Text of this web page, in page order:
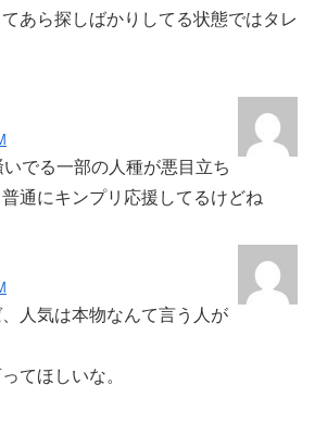
あら探しばかりしてる状態ではタレ
でる一部の人種が悪目立ち
通にキンプリ応援してるけどね
人気は本物なんて言う人が
てほしいな。